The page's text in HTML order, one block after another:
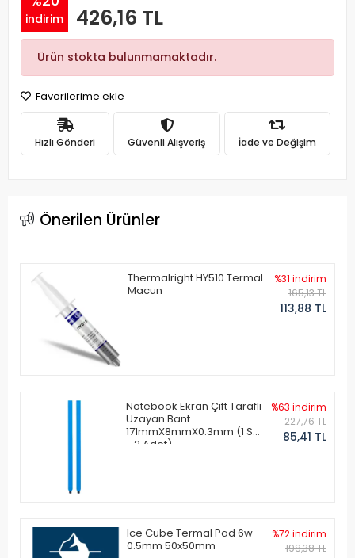
indirim 426,16 TL
Ürün stokta bulunmamaktadır.
Favorilerime ekle
Hızlı Gönderi Güvenli Alışveriş İade ve Değişim
Önerilen Ürünler
Thermalright HY510 Termal
Macun
%31 indirim
165,13 TL
113,88 TL
Notebook Ekran Çift Taraflı
Uzayan Bant
171mmX8mmX0.3mm (1 Set
- 2 Adet)
%63 indirim
227,76 TL
85,41 TL
Ice Cube Termal Pad 6w
0.5mm 50x50mm
%72 indirim
198,38 TL